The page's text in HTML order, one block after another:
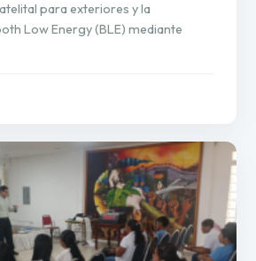
para exteriores y la
Low Energy (BLE) mediante